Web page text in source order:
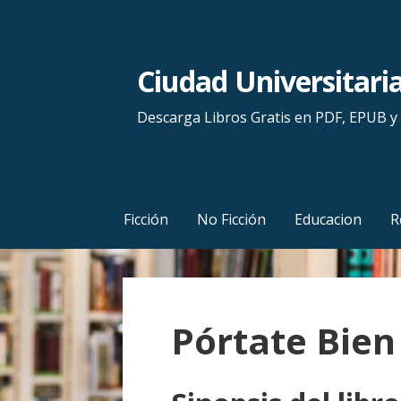
n
t
e
n
i
d
Ciudad
Descarga Libros Gratis en PDF, EPUB y
Ficción No Ficción Educacion
Pórtate Bien